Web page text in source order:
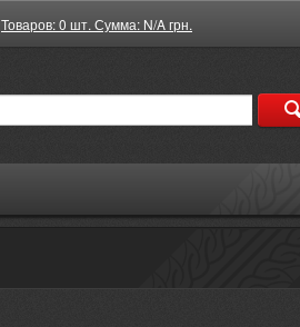
Товаров: 0 шт. Сумма: N/A грн.